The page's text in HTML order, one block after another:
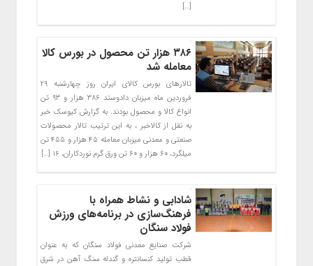
[…]
۳۸۶ هزار تن محصول در بورس کالا
معامله شد
تالارهای بورس کالای ایران روز چهارشنبه ۲۹
فروردین ماه میزبان دادوستد ۳۸۶ هزار و ۹۳ تن
انواع کالا و محصول بودند. به گزارش کیوسک خبر
به نقل از کالاخبر ، به این ترتیب تالار محصولات
صنعتی و معدنی میزبان معامله ۴۵ هزار و ۴۵۵ تن
میلگرد، ۶۰ هزار و ۶۰ تن ورق گرم نوردکاران، ۱۶ […]
شادابی و نشاط همراه با
فرهنگ‌سازی در برنامه‌های ورزش
فولاد سنگان
شرکت صنایع معدنی فولاد سنگان که به عنوان
قطب تولید کنسانتره و گندله سنگ آهن در شرق